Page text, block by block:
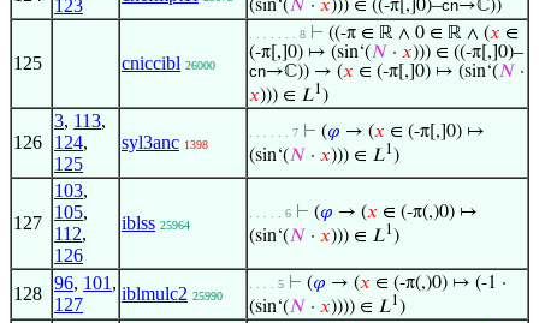
123
(sin‘(𝑁 · 𝑥))) ∈ ((-π[,]0)–cn→ℂ))
125 cniccibl 26000
. . . . . . . 8 ⊢ ((-π ∈ ℝ ∧ 0 ∈ ℝ ∧ (𝑥 ∈
(-π[,]0) ↦ (sin‘(𝑁 · 𝑥))) ∈ ((-π[,]0)–
cn→ℂ)) → (𝑥 ∈ (-π[,]0) ↦ (sin‘(𝑁 ·
𝑥))) ∈ 𝐿1 )
126
3, 113,
124,
125
syl3anc 1398
. . . . . . 7 ⊢ (𝜑 → (𝑥 ∈ (-π[,]0) ↦
(sin‘(𝑁 · 𝑥))) ∈ 𝐿1 )
127
103,
105,
112,
126
iblss 25964
. . . . . 6 ⊢ (𝜑 → (𝑥 ∈ (-π(,)0) ↦
(sin‘(𝑁 · 𝑥))) ∈ 𝐿1 )
128
96, 101 ,
127
iblmulc2 25990
. . . . 5 ⊢ (𝜑 → (𝑥 ∈ (-π(,)0) ↦ (-1 ·
(sin‘(𝑁 · 𝑥)))) ∈ 𝐿1 )